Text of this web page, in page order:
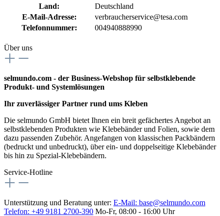
Land:
Deutschland
E-Mail-Adresse:
verbraucherservice@tesa.com
Telefonnummer:
004940888990
Über uns
selmundo.com - der Business-Webshop für selbstklebende
Produkt- und Systemlösungen
Ihr zuverlässiger Partner rund ums Kleben
Die selmundo GmbH bietet Ihnen ein breit gefächertes Angebot an
selbstklebenden Produkten wie Klebebänder und Folien, sowie dem
dazu passenden Zubehör. Angefangen von klassischen Packbändern
(bedruckt und unbedruckt), über ein- und doppelseitige Klebebänder
bis hin zu Spezial-Klebebändern.
Service-Hotline
Unterstützung und Beratung unter: E-Mail: base@selmundo.com
Telefon: +49 9181 2700-390 Mo-Fr, 08:00 - 16:00 Uhr